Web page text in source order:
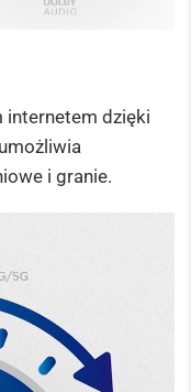
internetem dzięki
i granie.